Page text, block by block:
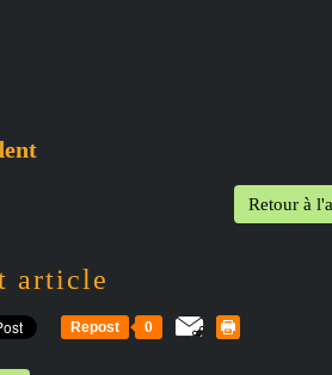
Retour à
article
Repost 0